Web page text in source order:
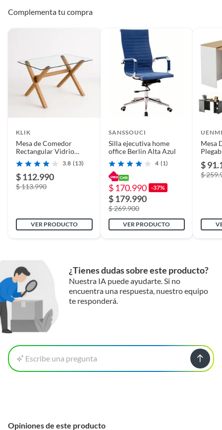
Detalle de la
Condicion del
producto
Nuevo
Complementa tu compra
KLIK
Mesa de Comedor
Rectangular Vidrio
Cross 140x90cm KLIK
3.8 (13)
$ 112.990
$ 113.990
VER PRODUCTO
SANSSOUCI
Silla ejecutiva home
office Berlin Alta Azul
4 (1)
$ 170.990 -37%
$ 179.990
$ 269.900
VER PRODUCTO
Mesa
$
$
¿Tienes dudas sobre este producto?
Nuestra IA puede ayudarte. Si no
encuentra una respuesta, nuestro equipo
te responderá.
Escribe una pregunta
Opiniones de este producto